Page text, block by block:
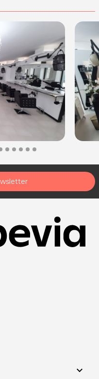
instagram
expand_more